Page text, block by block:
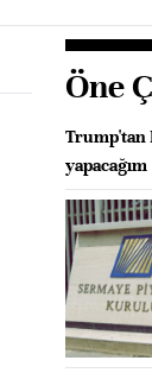
Öne
Trump'tan
yapacağım